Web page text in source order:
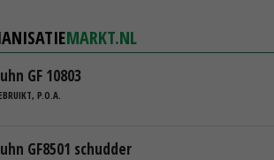
MARKT.NL
GF 10803
P.O.A.
GF8501 schudder